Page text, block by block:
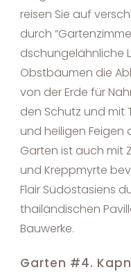
reisen Sie auf
durch
dschungelähnliche
Obstbäumen die
von der Erde für
den Schutz und mit
und heiligen Feigen
Garten ist auch mit
und Kreppmyrte
Flair Südostasiens
thailändischen
Bauwerke.
Garten #4.